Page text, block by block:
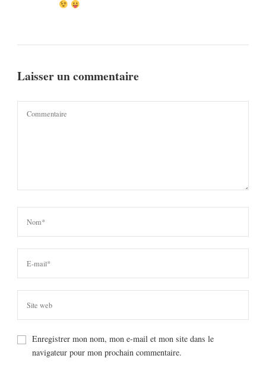
Laisser un commentaire
Enregistrer mon nom, mon e-mail et mon site dans le
navigateur pour mon prochain commentaire.